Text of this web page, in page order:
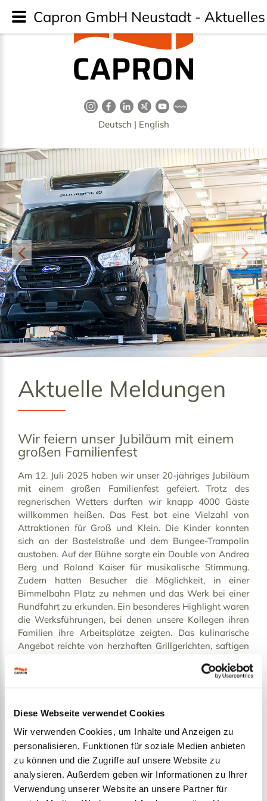
Diese Webseite verwendet Cookies
Wir verwenden Cookies, um Inhalte und Anzeigen zu
personalisieren, Funktionen für soziale Medien anbieten
zu können und die Zugriffe auf unsere Website zu
analysieren. Außerdem geben wir Informationen zu Ihrer
Verwendung unserer Website an unsere Partner für
Deutsch | English
Aktuelle Meldungen
Wir feiern unser Jubiläum mit einem
großen Familienfest
Am 12. Juli 2025 haben wir unser 20-jähriges Jubiläum
mit einem großen Familienfest gefeiert. Trotz des
regnerischen Wetters durften wir knapp 4000 Gäste
willkommen heißen. Das Fest bot eine Vielzahl von
Attraktionen für Groß und Klein. Die Kinder konnten
sich an der Bastelstraße und dem Bungee-Trampolin
austoben. Auf der Bühne sorgte ein Double von Andrea
Berg und Roland Kaiser für musikalische Stimmung.
Zudem hatten Besucher die Möglichkeit, in einer
Bimmelbahn Platz zu nehmen und das Werk bei einer
Rundfahrt zu erkunden. Ein besonderes Highlight waren
die Werksführungen, bei denen unsere Kollegen ihren
Familien ihre Arbeitsplätze zeigten. Das kulinarische
Angebot reichte von herzhaften Grillgerichten, saftigen
Köstlichkeiten wie Crêpes und Eiscreme.
CAPRON im ehemaligen Fortschritt-Werk in Neustadt in
Sachsen. Im Juli 2005 wurde die Idee geboren, ein
Gemeinschaftsunternehmen der Hymer AG und der
Dethleffs GmbH & Co. KG zu gründen. Das Ziel:
hochwertige Reisemobile und Camper Vans der Marken
Capron GmbH Neustadt -